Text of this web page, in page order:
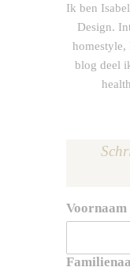
Ik ben
Design.
blog deel
Voornaam